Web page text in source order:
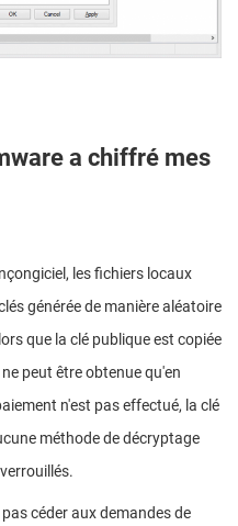
a chiffré mes
les fichiers locaux
générée de manière aléatoire
que la clé publique est copiée
peut être obtenue qu'en
n'est pas effectué, la clé
méthode de décryptage
céder aux demandes de